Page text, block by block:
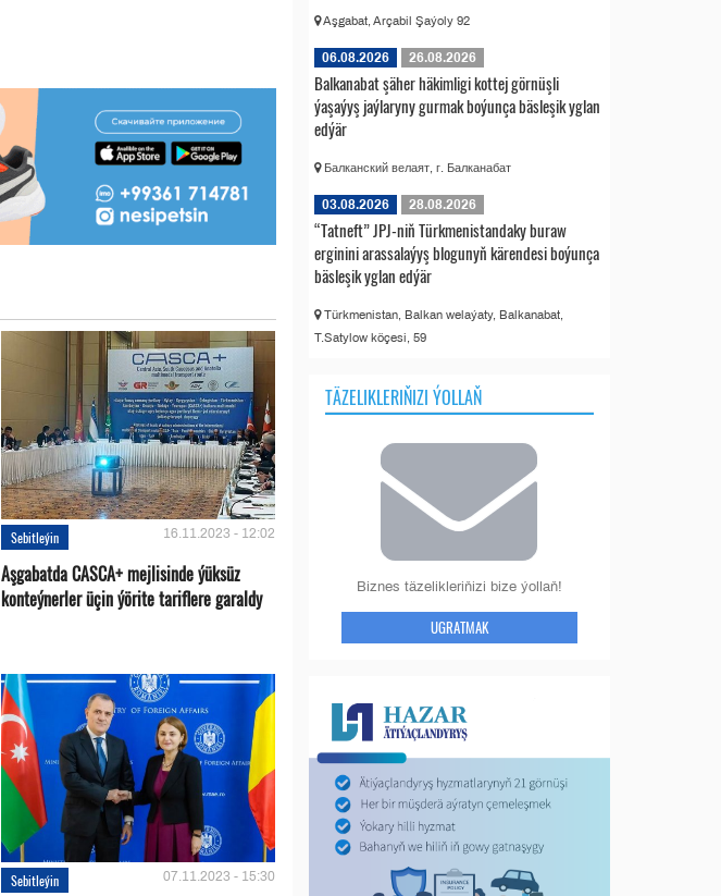
Sebitleýin 16.11.2023 - 12:02
Aşgabatda CASCA+ mejlisinde ýüksüz
konteýnerler üçin ýörite tariflere garaldy
Sebitleýin 07.11.2023 - 15:30
Aşgabat, Arçabil Şaýoly 92
06.08.2026 26.08.2026
Balkanabat şäher häkimligi kottej görnüşli
ýaşaýyş jaýlaryny gurmak boýunça bäsleşik yglan
edýär
Балканский велаят, г. Балканабат
03.08.2026 28.08.2026
“Tatneft” JPJ-niň Türkmenistandaky buraw
erginini arassalaýyş blogunyň kärendesi boýunça
bäsleşik yglan edýär
Türkmenistan, Balkan welaýaty, Balkanabat,
T.Satylow köçesi, 59
TÄZELIKLERIŇIZI ÝOLLAŇ
Biznes täzelikleriňizi bize ýollaň!
UGRATMAK